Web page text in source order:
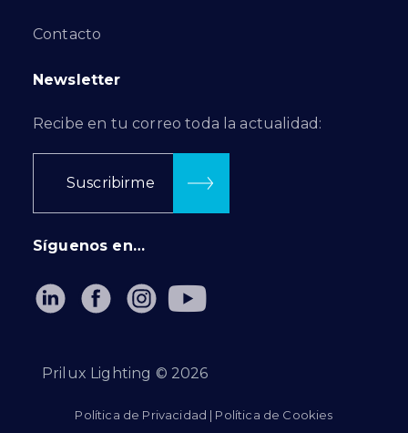
Contacto
Newsletter
Recibe en tu correo toda la actualidad:
Suscribirme
Síguenos en…
Prilux Lighting © 2026
Política de Privacidad | Política de Cookies